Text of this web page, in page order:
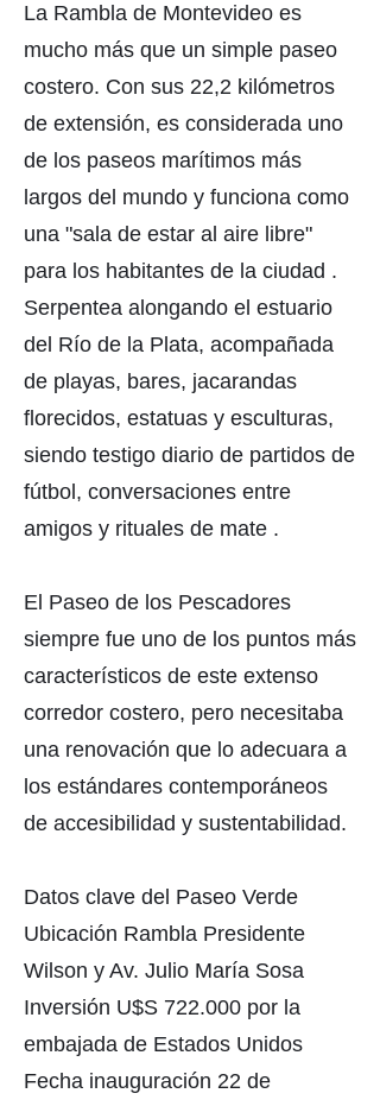
La Rambla de Montevideo es
mucho más que un simple paseo
costero. Con sus 22,2 kilómetros
de extensión, es considerada uno
de los paseos marítimos más
largos del mundo y funciona como
una "sala de estar al aire libre"
para los habitantes de la ciudad .
Serpentea alongando el estuario
del Río de la Plata, acompañada
de playas, bares, jacarandas
florecidos, estatuas y esculturas,
siendo testigo diario de partidos de
fútbol, conversaciones entre
amigos y rituales de mate .
El Paseo de los Pescadores
siempre fue uno de los puntos más
característicos de este extenso
corredor costero, pero necesitaba
una renovación que lo adecuara a
los estándares contemporáneos
de accesibilidad y sustentabilidad.
Datos clave del Paseo Verde
Ubicación Rambla Presidente
Wilson y Av. Julio María Sosa
Inversión U$S 722.000 por la
embajada de Estados Unidos
Fecha inauguración 22 de